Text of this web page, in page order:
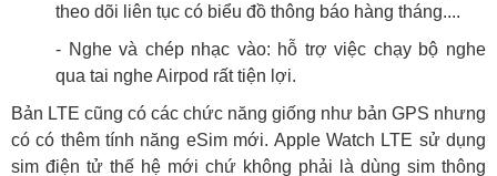
theo dõi liên tục có biểu đồ thông báo hàng tháng....
- Nghe và chép nhạc vào: hỗ trợ việc chạy bộ nghe
qua tai nghe Airpod rất tiện lợi.
Bản LTE cũng có các chức năng giống như bản GPS nhưng
có có thêm tính năng eSim mới. Apple Watch LTE sử dụng
sim điện tử thế hệ mới chứ không phải là dùng sim thông